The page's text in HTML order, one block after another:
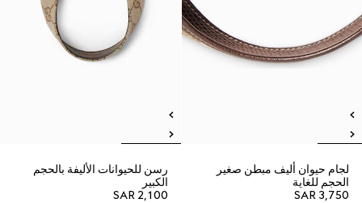
لجام حيوان أليف مبطن صغير
الحجم للغاية
SAR 3,750
رسن للحيوانات الأليفة بالحجم
الكبير
SAR 2,100